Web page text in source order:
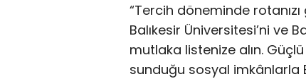
“Tercih döneminde
Balıkesir Üniversitesi’ni ve
mutlaka listenize alın.
sunduğu sosyal imkânlarla